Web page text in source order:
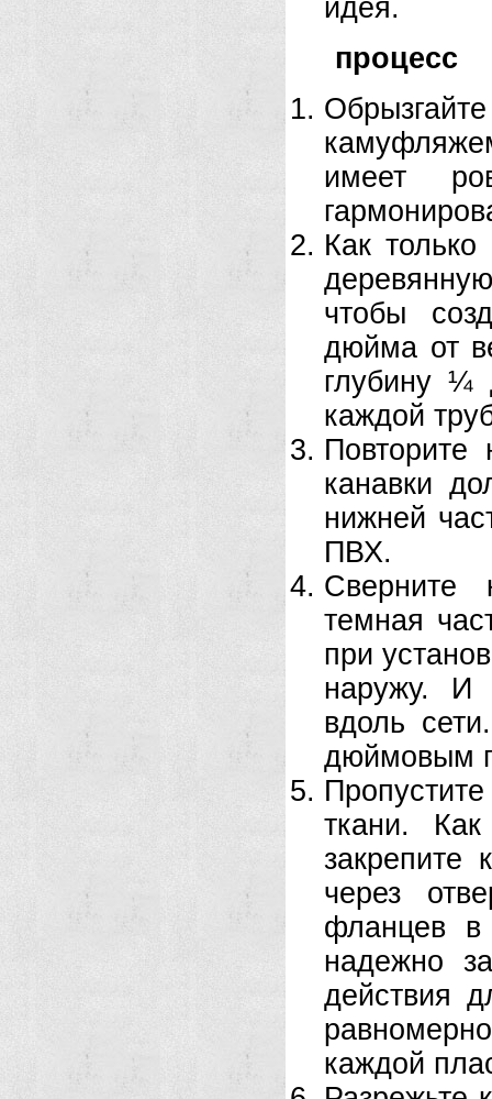
идея.
процесс
имеет
Как только
чтобы
дюйма от
глубину ¼
каждой
канавки
нижней
ПВХ.
темная
при
наружу. И
вдоль
дюймовым
ткани.
через
фланцев в
надежно
действия
каждой